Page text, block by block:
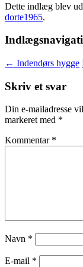
Dette indlæg blev
dorte1965.
← Indendørs hygge
Skriv et svar
Din e-mailadresse
markeret med *
Kommentar *
Navn *
E-mail *